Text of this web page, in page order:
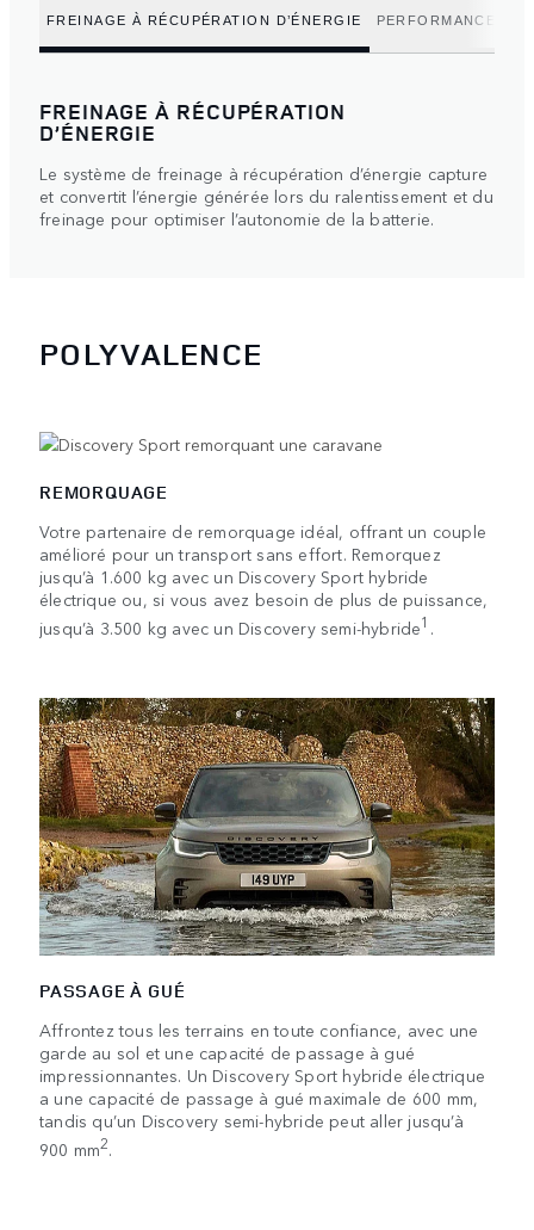
FREINAGE À RÉCUPÉRATION D’ÉNERGIE PERFORMANCES
FREINAGE À RÉCUPÉRATION
D’ÉNERGIE
Le système de freinage à récupération d’énergie capture
et convertit l’énergie générée lors du ralentissement et du
freinage pour optimiser l’autonomie de la batterie.
POLYVALENCE
REMORQUAGE
Votre partenaire de remorquage idéal, offrant un couple
amélioré pour un transport sans effort. Remorquez
jusqu’à 1.600 kg avec un Discovery Sport hybride
électrique ou, si vous avez besoin de plus de puissance,
jusqu’à 3.500 kg avec un Discovery semi-hybride1 .
PASSAGE À GUÉ
Affrontez tous les terrains en toute confiance, avec une
garde au sol et une capacité de passage à gué
impressionnantes. Un Discovery Sport hybride électrique
a une capacité de passage à gué maximale de 600 mm,
tandis qu’un Discovery semi-hybride peut aller jusqu’à
900 mm2.